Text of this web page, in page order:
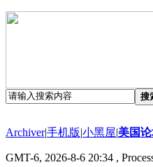
搜
Archiver|手机版|小黑屋|美国
GMT-6, 2026-8-6 20:34 ,